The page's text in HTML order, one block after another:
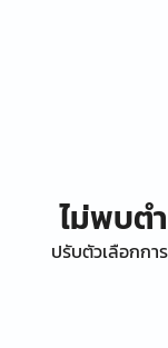
ไม่พบต
ปรับตัวเลือกก